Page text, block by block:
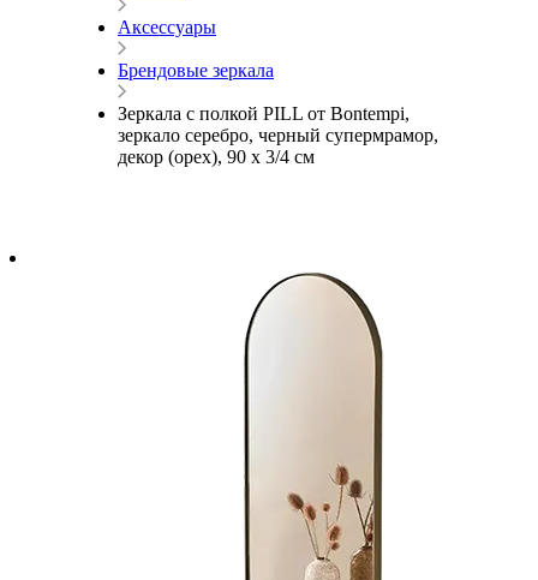
Аксессуары
Брендовые зеркала
Зеркала с полкой PILL от Bontempi,
зеркало серебро, черный супермрамор,
декор (орех), 90 х 3/4 см